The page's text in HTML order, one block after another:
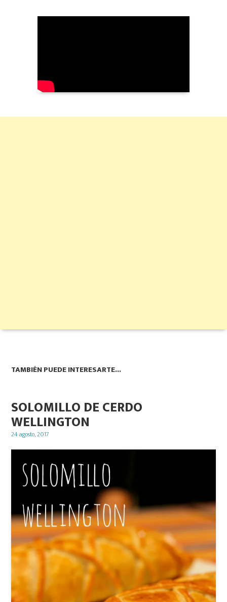
TAMBIÉN PUEDE INTERESARTE...
SOLOMILLO DE CERDO
WELLINGTON
Posted
24 agosto, 2017